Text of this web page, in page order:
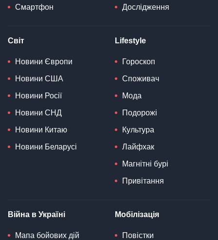
Смартфон Дослідження
Світ
Новини Європи
Новини США
Новини Росії
Новини СНД
Новини Китаю
Новини Беларусі
Lifestyle
Гороскоп
Споживач
Мода
Подорожі
Культура
Лайфхак
Магнітні бурі
Привітання
Війна в Україні
Мапа бойових дій
Мобілізація
Повістки